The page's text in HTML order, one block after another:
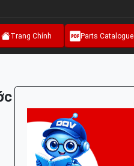
Trang Chính Parts Catalogue